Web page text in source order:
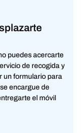
puedes acercarte
de recogida y
un formulario para
encargue de
el móvil